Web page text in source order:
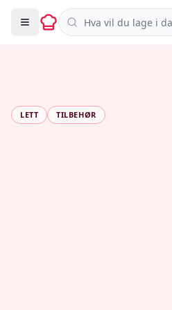
Søk i oppskrifter
LETT TILBEHØR